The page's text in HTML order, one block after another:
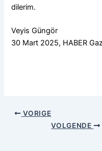
dilerim.
Veyis Güngör
30 Mart 2025, HABER
VORIGE
VOLGENDE